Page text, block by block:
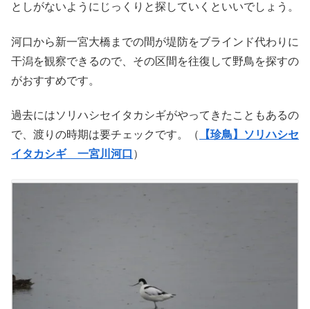
としがないようにじっくりと探していくといいでしょう。
河口から新一宮大橋までの間が堤防をブラインド代わりに
干潟を観察できるので、その区間を往復して野鳥を探すの
がおすすめです。
過去にはソリハシセイタカシギがやってきたこともあるの
で、渡りの時期は要チェックです。（
【珍鳥】ソリハシセ
イタカシギ 一宮川河口 ）